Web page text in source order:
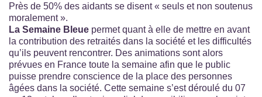
Près de 50% des aidants se disent « seuls et non soutenus
moralement ».
La Semaine Bleue permet quant à elle de mettre en avant
la contribution des retraités dans la société et les difficultés
qu’ils peuvent rencontrer. Des animations sont alors
prévues en France toute la semaine afin que le public
puisse prendre conscience de la place des personnes
âgées dans la société. Cette semaine s’est déroulé du 07